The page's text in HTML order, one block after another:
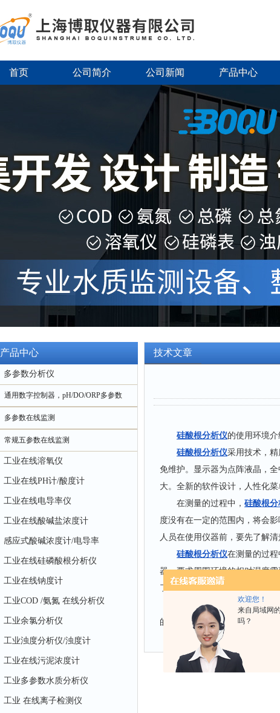
欢迎您！
来自局域网
吗？
首页 公司简介 公司新闻 产品中心
产品中心
多参数分析仪
通用数字控制器，pH/DO/ORP多参数
多参数在线监测
常规五参数在线监测
工业在线溶氧仪
工业在线PH计/酸度计
工业在线电导率仪
工业在线酸碱盐浓度计
感应式酸碱浓度计/电导率
工业在线硅磷酸根分析仪
工业在线钠度计
工业COD /氨氮 在线分析仪
工业余氯分析仪
工业浊度分析仪/浊度计
工业在线污泥浓度计
工业多参数水质分析仪
工业 在线离子检测仪
技术文章
硅酸根分析仪的使用环境介
硅酸根分析仪采用技术，
免维护。显示器为点阵液晶，
大。全新的软件设计，人性化
在测量的过程中， 硅酸根分
度没有在一定的范围内，将会
人员在使用仪器前，要先了解
硅酸根分析仪在测量的过
器。要求周围环境的相对湿度
了确保仪器所测量的数值准确
要想将硅酸根分析仪的zui
的影响，不仅会影响到具体的测
上一篇 浅谈硅酸根分